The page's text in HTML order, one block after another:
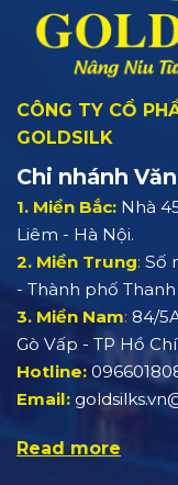
CÔNG TY CỔ
GOLDSILK
Chi nhánh
1. Miền Bắc: Nhà
Liêm - Hà Nội.
2. Miền Trung: Số
- Thành phố
3. Miền Nam: 84/
Gò Vấp - TP Hồ
Hotline:
Email:
Read more